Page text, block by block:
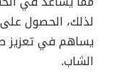
لذلك، الحصول
يساهم في تعزيز
الشاب.